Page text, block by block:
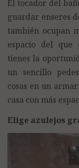
El tocador del
guardar enseres
también ocupan
espacio del que
tienes la
un sencillo
cosas en un
casa con más
Elige azulejos